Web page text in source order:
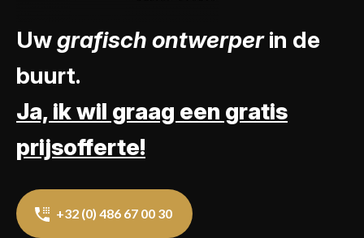
Uwgrafisch ontwerperin de
buurt.
Ja, ik wil graag een gratis
prijsofferte!
+32 (0) 486 67 00 30